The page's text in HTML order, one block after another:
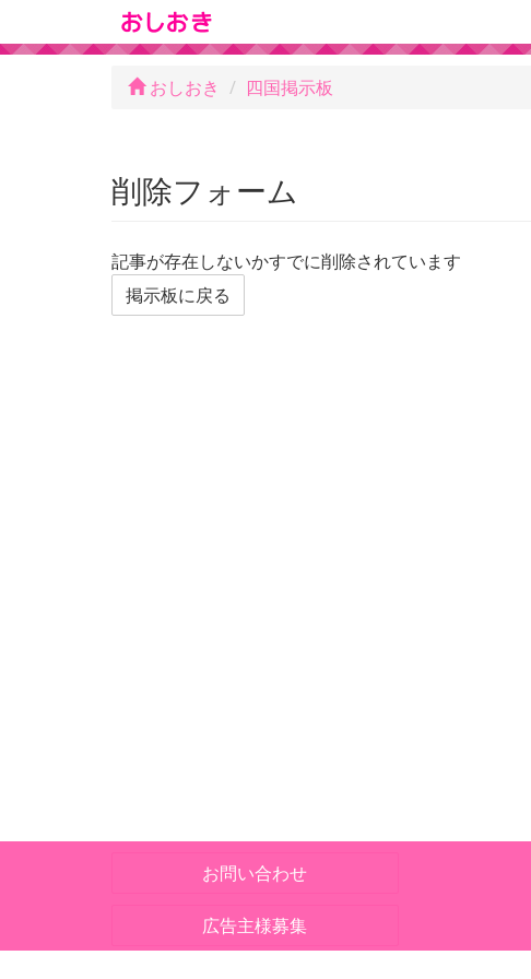
おしおき 四国掲示板
削除フォーム
記事が存在しないかすでに削除されています
掲示板に戻る
お問い合わせ
広告主様募集